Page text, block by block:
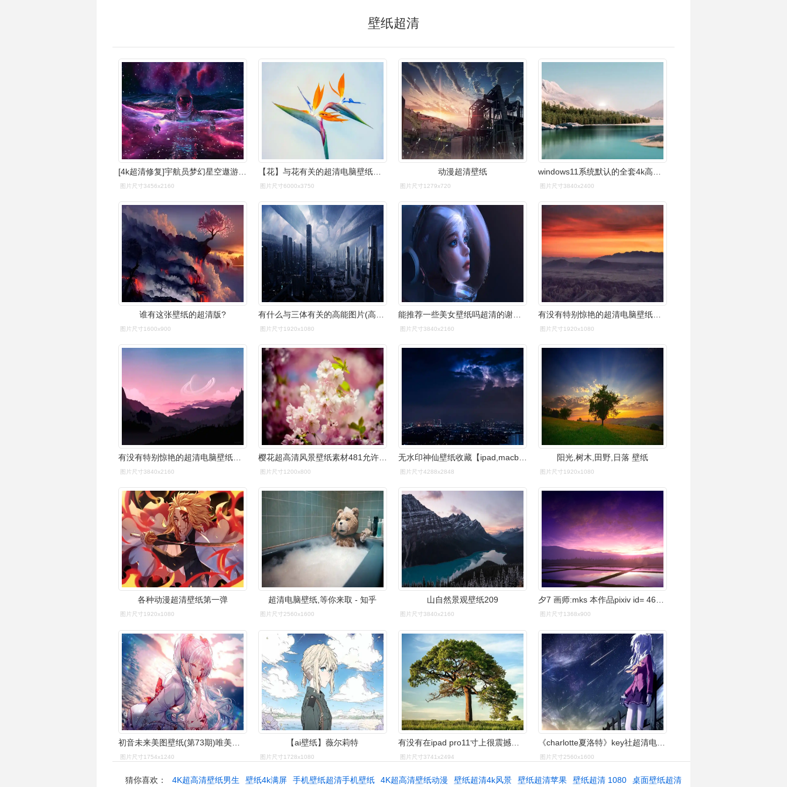
壁纸超清
[4k超清修复]宇航员梦幻星空遨游#壁纸#视觉震撼
图片尺寸3456x2160
【花】与花有关的超清电脑壁纸分享
图片尺寸6000x3750
动漫超清壁纸
图片尺寸1279x720 图片尺寸3840x2400
谁有这张壁纸的超清版?
图片尺寸1600x900 图片尺寸1920x1080
能推荐一些美女壁纸吗超清的谢谢哦? - 知乎
图片尺寸3840x2160 图片尺寸1920x1080
有没有特别惊艳的超清电脑壁纸分享
图片尺寸3840x2160
樱花超高清风景壁纸素材481允许商用
图片尺寸1200x800
无水印神仙壁纸收藏【ipad,macbook通用】 - 知乎
图片尺寸4288x2848
阳光,树木,田野,日落 壁纸
图片尺寸1920x1080
各种动漫超清壁纸第一弹
图片尺寸1920x1080
超清电脑壁纸,等你来取 - 知乎
图片尺寸2560x1600
山自然景观壁纸209
图片尺寸3840x2160
夕7 画师:mks 本作品pixiv id= 46213599 - 堆糖,美图壁纸兴趣社区
图片尺寸1368x900
初音未来美图壁纸(第73期)唯美风格()
图片尺寸1754x1240
【ai壁纸】薇尔莉特
图片尺寸1728x1080
有没有在ipad pro11寸上很震撼的超高清壁纸?
图片尺寸3741x2494
《charlotte夏洛特》key社超清电脑桌面壁纸(一)
图片尺寸2560x1600
猜你喜欢： 4K超高清壁纸男生 壁纸4k满屏 手机壁纸超清手机壁纸 4K超高清壁纸动漫 壁纸超清4k风景 壁纸超清苹果 壁纸超清 1080 桌面壁纸超清